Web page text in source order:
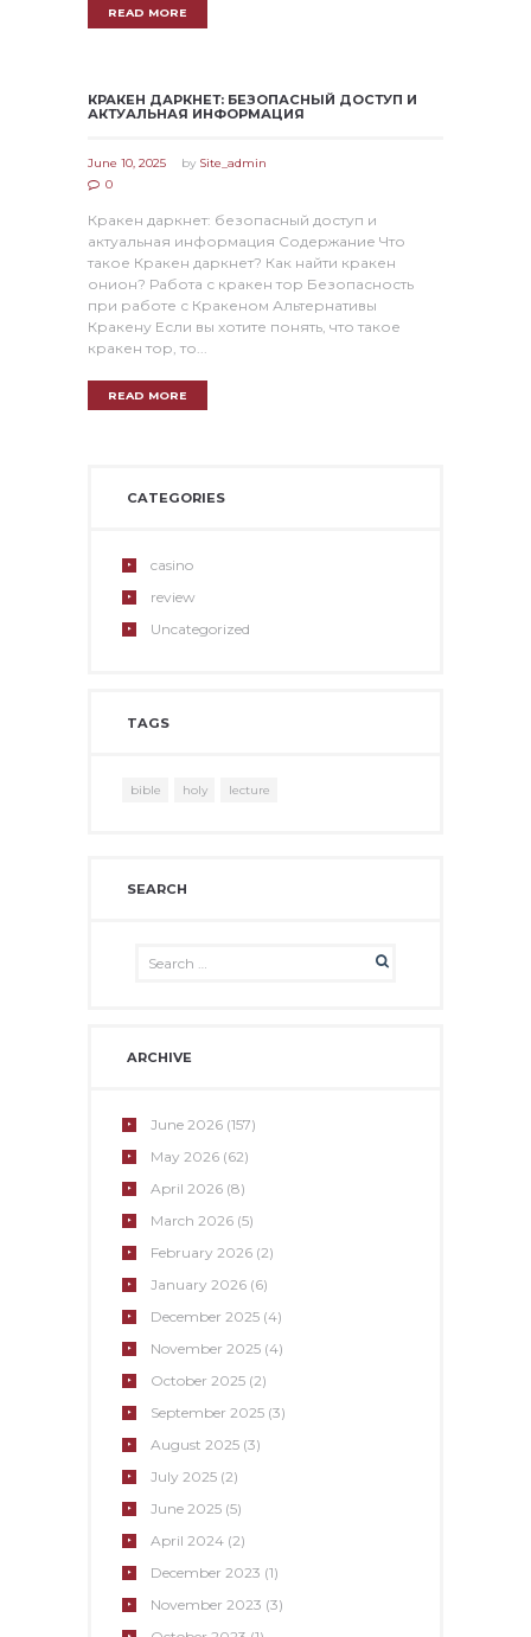
READ MORE
КРАКЕН ДАРКНЕТ: БЕЗОПАСНЫЙ ДОСТУП И
АКТУАЛЬНАЯ ИНФОРМАЦИЯ
June 10, 2025 by Site_admin
0
Кракен даркнет: безопасный доступ и
актуальная информация Содержание Что
такое Кракен даркнет? Как найти кракен
онион? Работа с кракен тор Безопасность
при работе с Кракеном Альтернативы
Кракену Если вы хотите понять, что такое
кракен тор, то...
READ MORE
CATEGORIES
casino
review
Uncategorized
TAGS
bible holy lecture
SEARCH
ARCHIVE
June2026 (157)
May2026 (62)
April2026 (8)
March2026 (5)
February2026 (2)
January2026 (6)
December2025 (4)
November2025 (4)
October2025 (2)
September2025 (3)
August2025 (3)
July2025 (2)
June2025 (5)
April2024 (2)
December2023 (1)
November2023 (3)